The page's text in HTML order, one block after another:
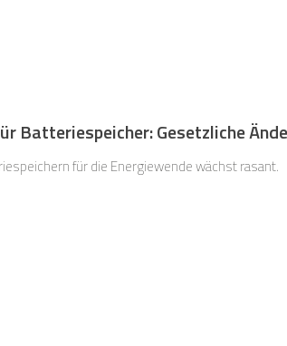
Batteriespeicher: Gesetzliche
für die Energiewende wächst rasant.